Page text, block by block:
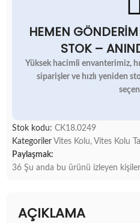
HEMEN
STOK –
Yüksek hacimli envanterimiz,
siparişler ve hızlı yeniden
Stok kodu: CK18.0249
Kategoriler Vites Kolu, Vites Kolu
Paylaşmak:
36 Şu anda bu ürünü izleyen
AÇIKLAMA